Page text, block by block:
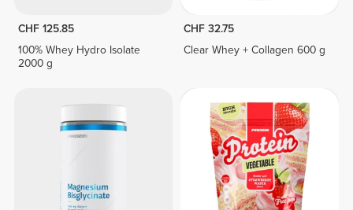
CHF 125.85
100% Whey Hydro Isolate
2000 g
CHF 32.75
Clear Whey + Collagen 600 g